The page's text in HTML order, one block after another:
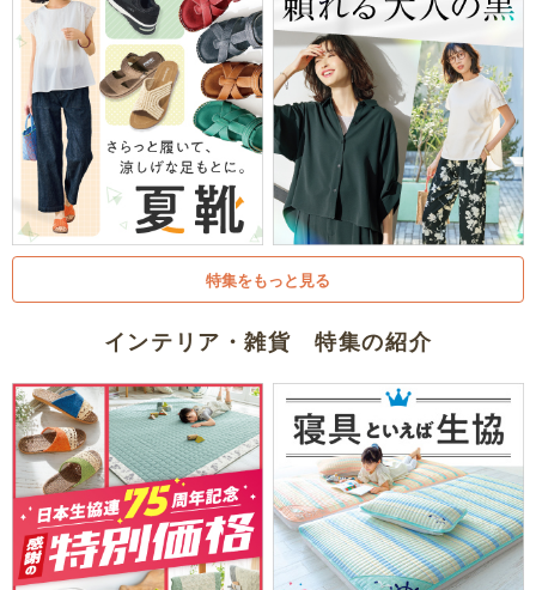
特集をもっと見る
インテリア・雑貨 特集の紹介